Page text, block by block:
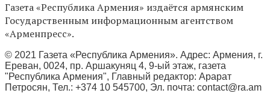
Газета «Республика Армения» издаётся армянским
Государственным информационным агентством
«Арменпресс».
© 2021 Газета «Республика Армения». Адрес: Армения, г.
Ереван, 0024, пр. Аршакуняц 4, 9-ый этаж, газета
"Республика Армения", Главный редактор: Арарат
Петросян, Тел.: +374 10 545700, Эл. почта: contact@ra.am